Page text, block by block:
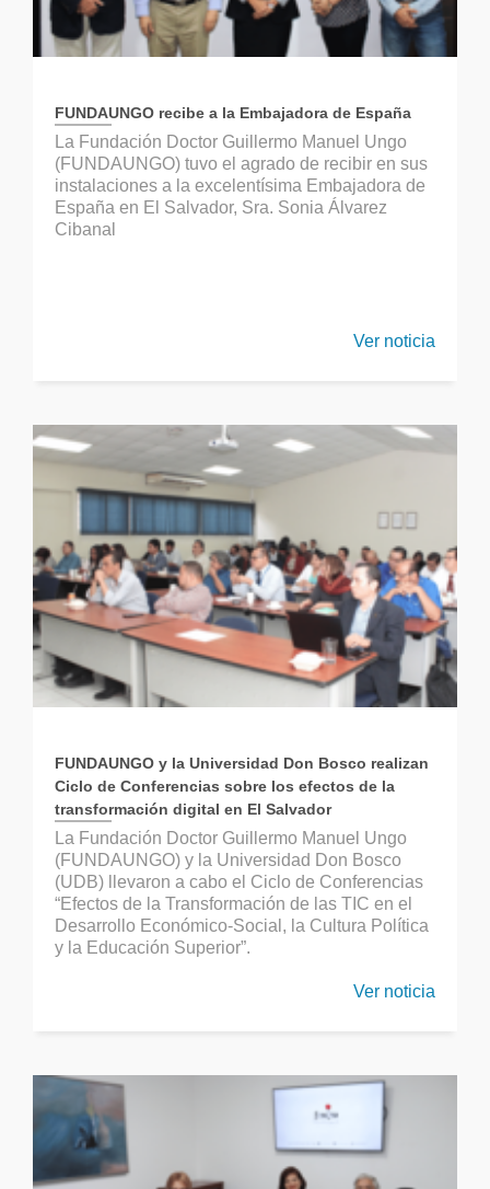
FUNDAUNGO recibe a la Embajadora de España
La Fundación Doctor Guillermo Manuel Ungo
(FUNDAUNGO) tuvo el agrado de recibir en sus
instalaciones a la excelentísima Embajadora de
España en El Salvador, Sra. Sonia Álvarez
Cibanal
Ver noticia
FUNDAUNGO y la Universidad Don Bosco realizan
Ciclo de Conferencias sobre los efectos de la
transformación digital en El Salvador
La Fundación Doctor Guillermo Manuel Ungo
(FUNDAUNGO) y la Universidad Don Bosco
(UDB) llevaron a cabo el Ciclo de Conferencias
“Efectos de la Transformación de las TIC en el
Desarrollo Económico-Social, la Cultura Política
y la Educación Superior”.
Ver noticia